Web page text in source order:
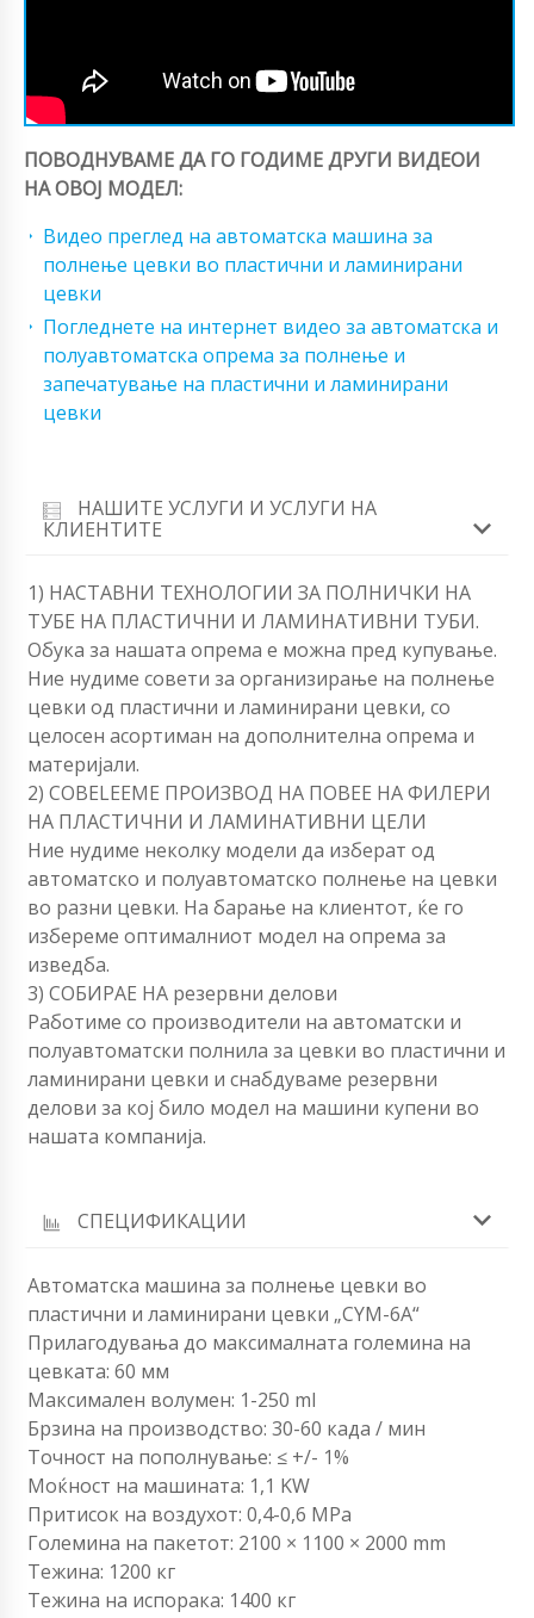
ПОВОДНУВАМЕ ДА ГО ГОДИМЕ ДРУГИ ВИДЕОИ
НА ОВОЈ МОДЕЛ:
Видео преглед на автоматска машина за
полнење цевки во пластични и ламинирани
цевки
Погледнете на интернет видео за автоматска и
полуавтоматска опрема за полнење и
запечатување на пластични и ламинирани
цевки
НАШИТЕ УСЛУГИ И УСЛУГИ НА
КЛИЕНТИТЕ
1) НАСТАВНИ ТЕХНОЛОГИИ ЗА ПОЛНИЧКИ НА
ТУБЕ НА ПЛАСТИЧНИ И ЛАМИНАТИВНИ ТУБИ.
Обука за нашата опрема е можна пред купување.
Ние нудиме совети за организирање на полнење
цевки од пластични и ламинирани цевки, со
целосен асортиман на дополнителна опрема и
материјали.
2) СОВЕLEЕМЕ ПРОИЗВОД НА ПОВЕЕ НА ФИЛЕРИ
НА ПЛАСТИЧНИ И ЛАМИНАТИВНИ ЦЕЛИ
Ние нудиме неколку модели да изберат од
автоматско и полуавтоматско полнење на цевки
во разни цевки. На барање на клиентот, ќе го
избереме оптималниот модел на опрема за
изведба.
3) СОБИРАЕ НА резервни делови
Работиме со производители на автоматски и
полуавтоматски полнила за цевки во пластични и
ламинирани цевки и снабдуваме резервни
делови за кој било модел на машини купени во
нашата компанија.
СПЕЦИФИКАЦИИ
Автоматска машина за полнење цевки во
пластични и ламинирани цевки „CYM-6A“
Прилагодувања до максималната големина на
цевката: 60 ​​мм
Максимален волумен: 1-250 ml
Брзина на производство: 30-60 када / мин
Точност на пополнување: ≤ +/- 1%
Моќност на машината: 1,1 KW
Притисок на воздухот: 0,4-0,6 MPa
Големина на пакетот: 2100 × 1100 × 2000 mm
Тежина: 1200 кг
Тежина на испорака: 1400 кг